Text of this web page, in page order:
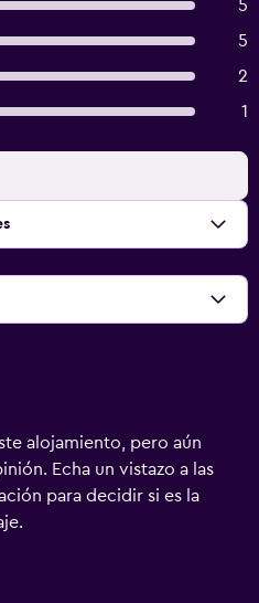
5
5
2
1
alojamiento, pero aún
Echa un vistazo a las
para decidir si es la